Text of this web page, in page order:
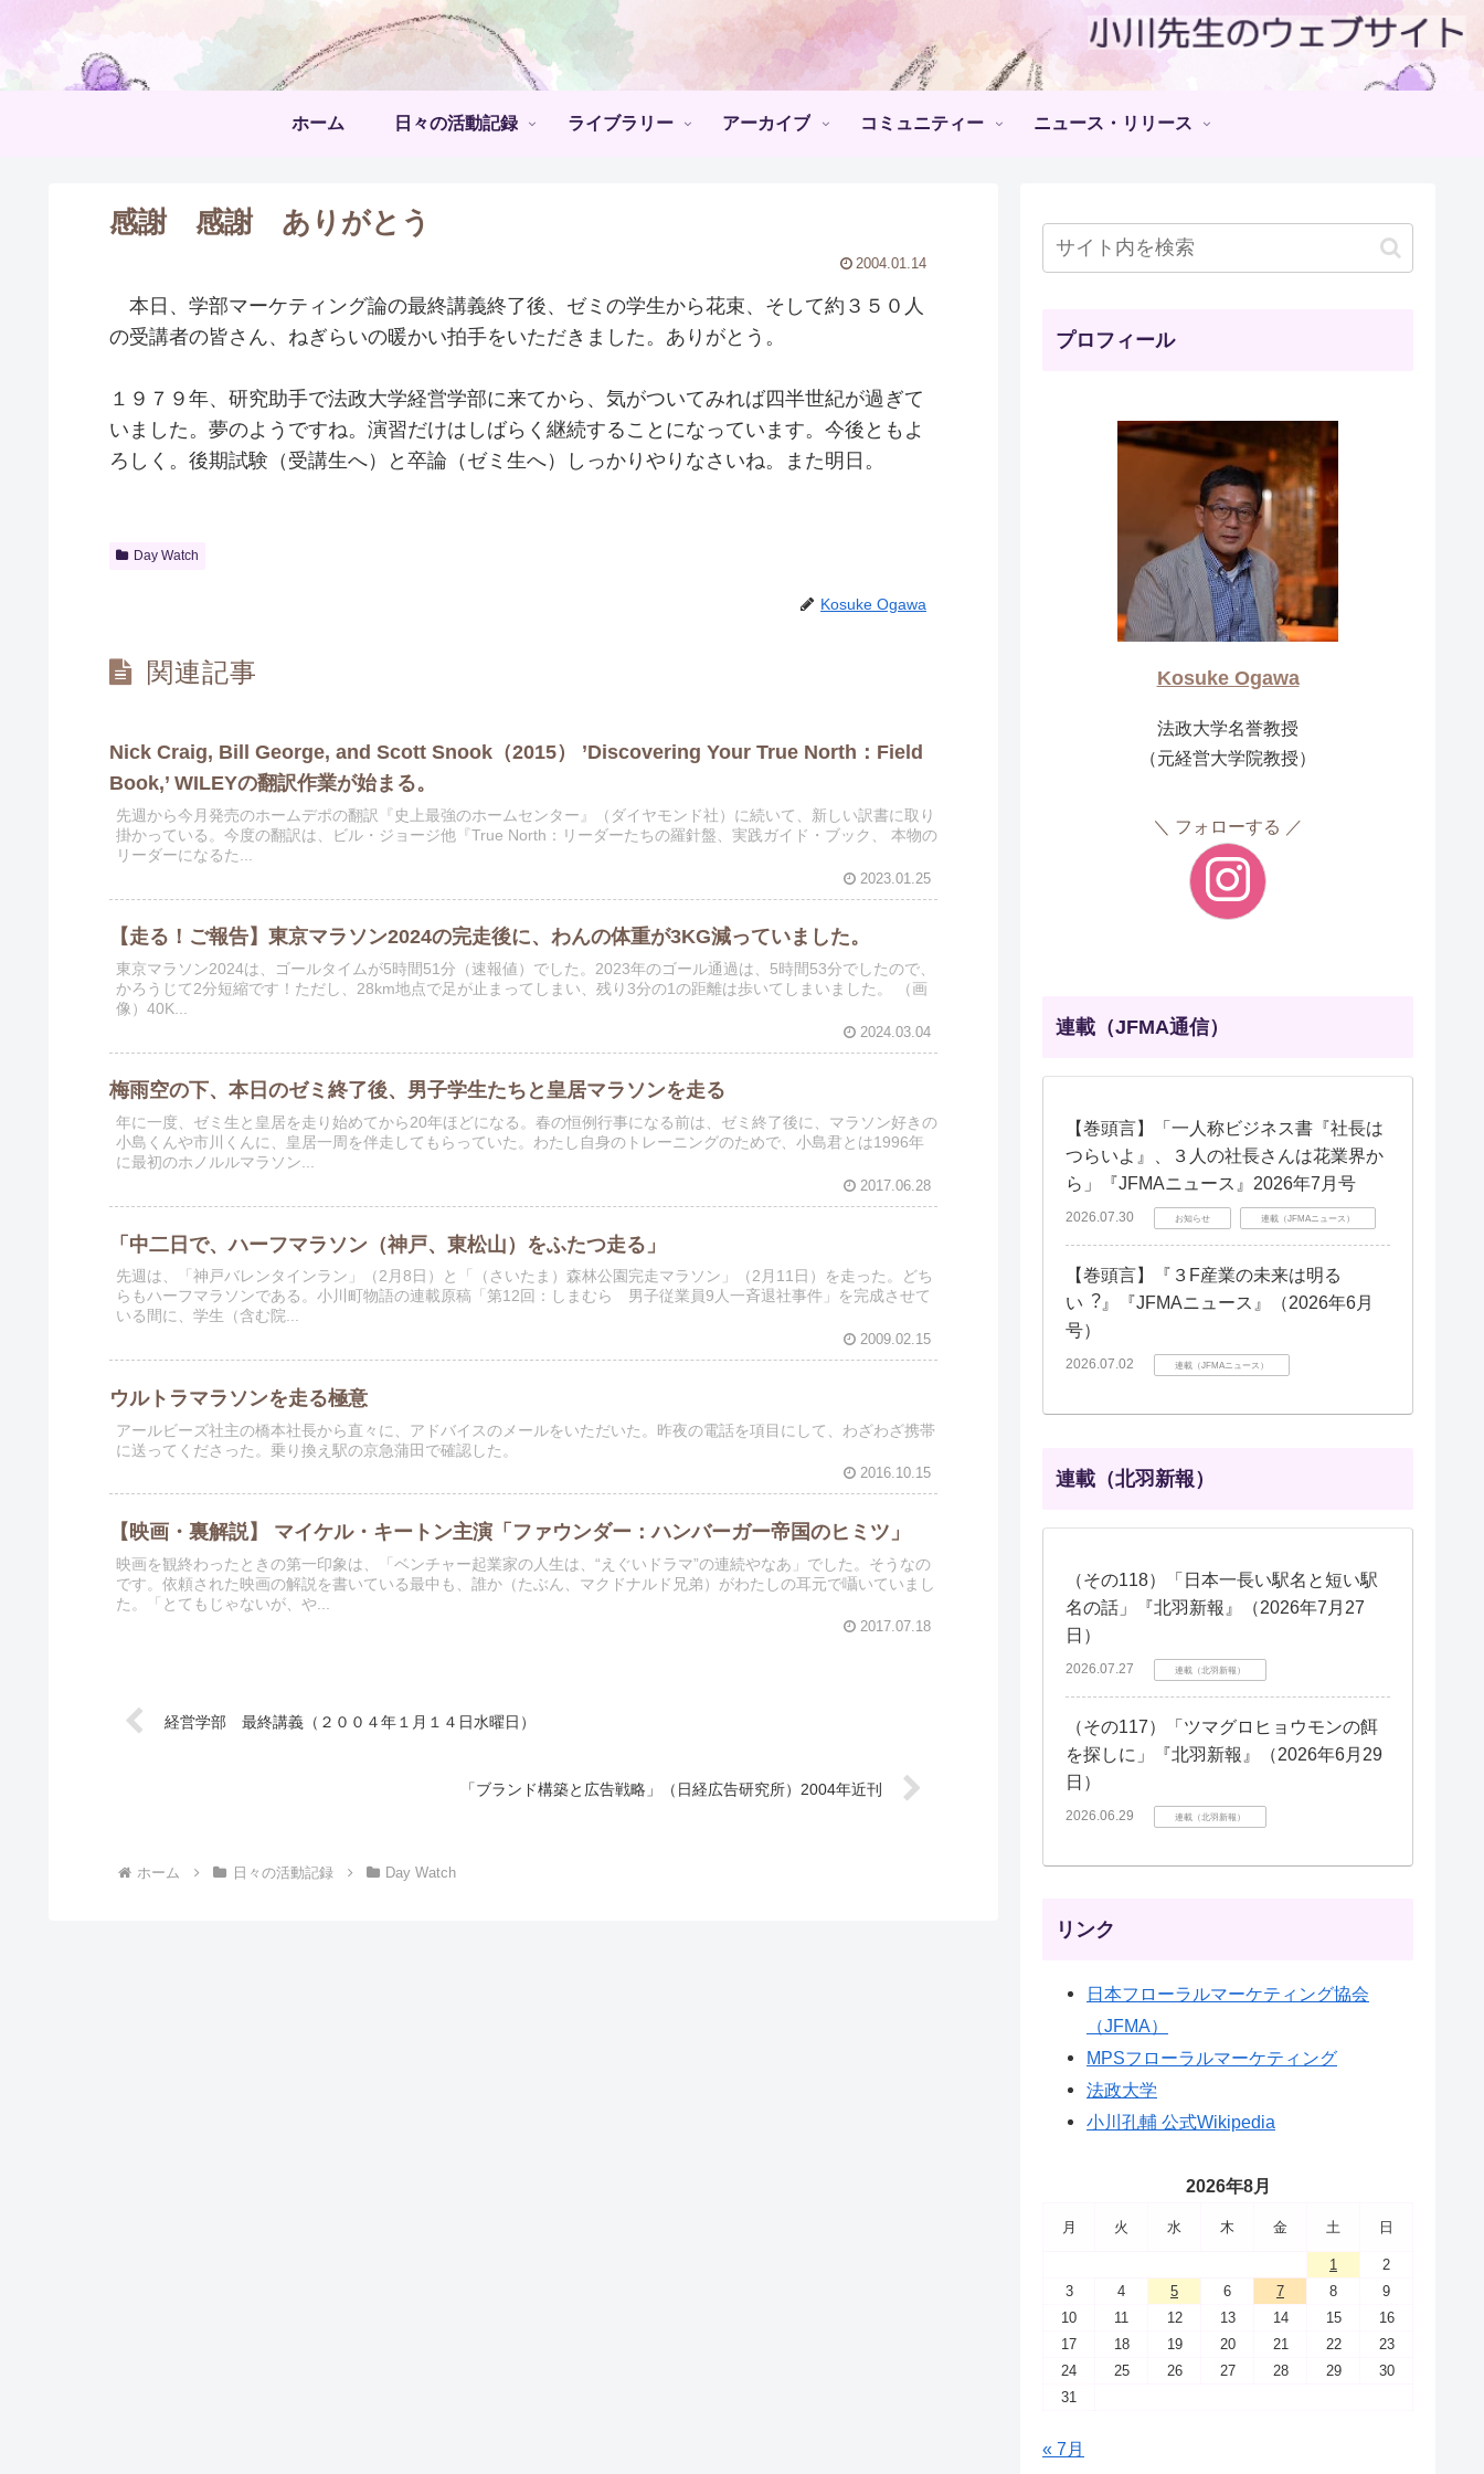
ホーム 日々の活動記録 ライブラリー アーカイブ コミュニティー ニュース・リリース
感謝 感謝 ありがとう
2004.01.14
本日、学部マーケティング論の最終講義終了後、ゼミの学生から花束、そして約３５０人
の受講者の皆さん、ねぎらいの暖かい拍手をいただきました。ありがとう。
１９７９年、研究助手で法政大学経営学部に来てから、気がついてみれば四半世紀が過ぎて
いました。夢のようですね。演習だけはしばらく継続することになっています。今後ともよ
ろしく。後期試験（受講生へ）と卒論（ゼミ生へ）しっかりやりなさいね。また明日。
Day Watch
Kosuke Ogawa
関連記事
Nick Craig, Bill George, and Scott Snook（2015） ’Discovering Your True North：Field
Book,’ WILEYの翻訳作業が始まる。
先週から今月発売のホームデポの翻訳『史上最強のホームセンター』（ダイヤモンド社）に続いて、新しい訳書に取り
掛かっている。今度の翻訳は、ビル・ジョージ他『True North：リーダーたちの羅針盤、実践ガイド・ブック、 本物の
リーダーになるた...
2023.01.25
【走る！ご報告】東京マラソン2024の完走後に、わんの体重が3KG減っていました。
東京マラソン2024は、ゴールタイムが5時間51分（速報値）でした。2023年のゴール通過は、5時間53分でしたので、
かろうじて2分短縮です！ただし、28km地点で足が止まってしまい、残り3分の1の距離は歩いてしまいました。 （画
像）40K...
2024.03.04
梅雨空の下、本日のゼミ終了後、男子学生たちと皇居マラソンを走る
年に一度、ゼミ生と皇居を走り始めてから20年ほどになる。春の恒例行事になる前は、ゼミ終了後に、マラソン好きの
小島くんや市川くんに、皇居一周を伴走してもらっていた。わたし自身のトレーニングのためで、小島君とは1996年
に最初のホノルルマラソン...
2017.06.28
「中二日で、ハーフマラソン（神戸、東松山）をふたつ走る」
先週は、「神戸バレンタインラン」（2月8日）と「（さいたま）森林公園完走マラソン」（2月11日）を走った。どち
らもハーフマラソンである。小川町物語の連載原稿「第12回：しまむら 男子従業員9人一斉退社事件」を完成させて
いる間に、学生（含む院...
2009.02.15
ウルトラマラソンを走る極意
アールビーズ社主の橋本社長から直々に、アドバイスのメールをいただいた。昨夜の電話を項目にして、わざわざ携帯
に送ってくださった。乗り換え駅の京急蒲田で確認した。
2016.10.15
【映画・裏解説】 マイケル・キートン主演「ファウンダー：ハンバーガー帝国のヒミツ」
映画を観終わったときの第一印象は、「ベンチャー起業家の人生は、“えぐいドラマ”の連続やなあ」でした。そうなの
です。依頼された映画の解説を書いている最中も、誰か（たぶん、マクドナルド兄弟）がわたしの耳元で囁いていまし
た。「とてもじゃないが、や...
2017.07.18
経営学部 最終講義（２００４年１月１４日水曜日）
「ブランド構築と広告戦略」（日経広告研究所）2004年近刊
ホーム 日々の活動記録 Day Watch
プロフィール
Kosuke Ogawa
法政大学名誉教授
（元経営大学院教授）
フォローする
連載（JFMA通信）
【巻頭言】「一人称ビジネス書『社長は
つらいよ』、３人の社長さんは花業界か
ら」『JFMAニュース』2026年7月号
2026.07.30 お知らせ 連載（JFMAニュース）
【巻頭言】『３F産業の未来は明る
い︖』『JFMAニュース』（2026年6月
号）
2026.07.02 連載（JFMAニュース）
連載（北羽新報）
（その118）「日本一長い駅名と短い駅
名の話」『北羽新報』（2026年7月27
日）
2026.07.27 連載（北羽新報）
（その117）「ツマグロヒョウモンの餌
を探しに」『北羽新報』（2026年6月29
日）
2026.06.29 連載（北羽新報）
リンク
日本フローラルマーケティング協会
（JFMA）
MPSフローラルマーケティング
法政大学
小川孔輔 公式Wikipedia
2026年8月
月 火 水 木 金 土 日
1
2
3
4 5 6 7 8
9
10
11 12 13 14 15
16
17
18 19 20 21 22
23
24
25 26 27 28 29
30
31
« 7月